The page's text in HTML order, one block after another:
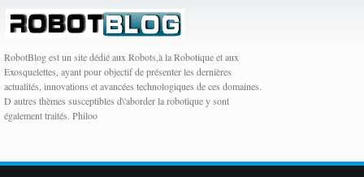
RobotBlog est un site dédié aux Robots,à la Robotique et aux
Exosquelettes, ayant pour objectif de présenter les dernières
actualités, innovations et avancées technologiques de ces domaines.
D autres thèmes susceptibles d\'aborder la robotique y sont
également traités. Philoo